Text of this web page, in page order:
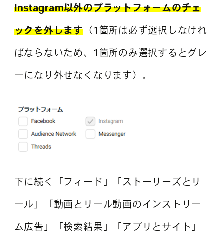
Instagram以外のプラットフォームのチェ
ックを外します （1箇所は必ず選択しなけれ
ばならないため、1箇所のみ選択するとグレ
ーになり外せなくなります）。
下に続く「フィード」「ストーリーズとリ
ール」「動画とリール動画のインストリー
ム広告」「検索結果」「アプリとサイト」